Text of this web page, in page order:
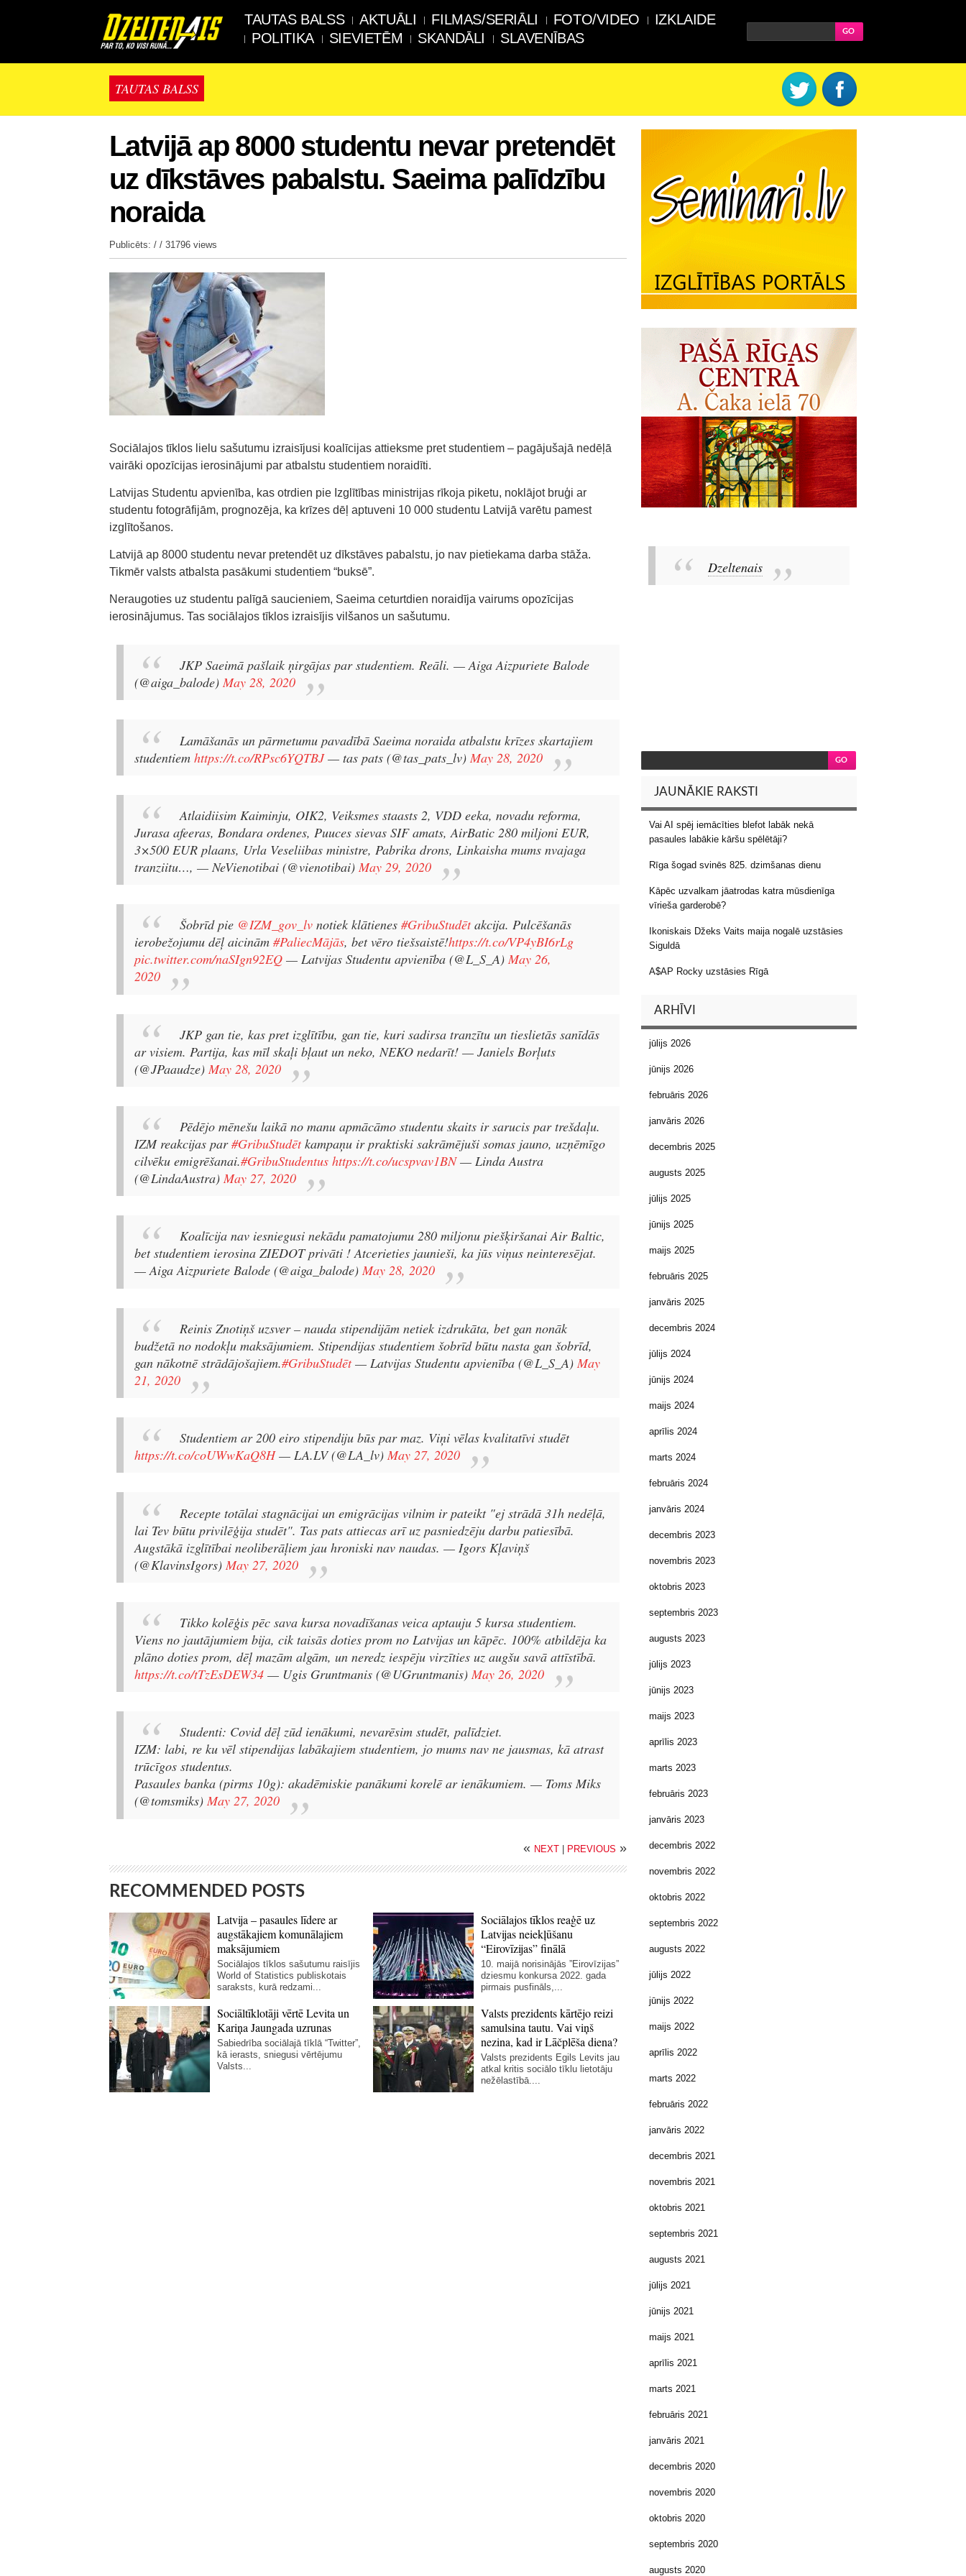
TAUTAS BALSS AKTUĀLI FILMAS/SERIĀLI FOTO/VIDEO
IZKLAIDE
POLITIKA
SIEVIETĒM SKANDĀLI SLAVENĪBAS
TAUTAS BALSS
Latvijā ap 8000 studentu nevar pretendēt
uz dīkstāves pabalstu. Saeima palīdzību
noraida
Publicēts: / / 31796 views
Sociālajos tīklos lielu sašutumu izraisījusi koalīcijas attieksme pret studentiem – pagājušajā nedēļā
vairāki opozīcijas ierosinājumi par atbalstu studentiem noraidīti.
Latvijas Studentu apvienība, kas otrdien pie Izglītības ministrijas rīkoja piketu, noklājot bruģi ar
studentu fotogrāfijām, prognozēja, ka krīzes dēļ aptuveni 10 000 studentu Latvijā varētu pamest
izglītošanos.
Latvijā ap 8000 studentu nevar pretendēt uz dīkstāves pabalstu, jo nav pietiekama darba stāža.
Tikmēr valsts atbalsta pasākumi studentiem “buksē”.
Neraugoties uz studentu palīgā saucieniem, Saeima ceturtdien noraidīja vairums opozīcijas
ierosinājumus. Tas sociālajos tīklos izraisījis vilšanos un sašutumu.
JKP Saeimā pašlaik ņirgājas par studentiem. Reāli. — Aiga Aizpuriete Balode
(@aiga_balode) May 28, 2020
Lamāšanās un pārmetumu pavadībā Saeima noraida atbalstu krīzes skartajiem
studentiem https://t.co/RPsc6YQTBJ — tas pats (@tas_pats_lv) May 28, 2020
Atlaidiisim Kaiminju, OIK2, Veiksmes staasts 2, VDD eeka, novadu reforma,
Jurasa afeeras, Bondara ordenes, Puuces sievas SIF amats, AirBatic 280 miljoni EUR,
3×500 EUR plaans, Urla Veseliibas ministre, Pabrika drons, Linkaisha mums nvajaga
tranziitu…, — NeVienotibai (@vienotibai) May 29, 2020
Šobrīd pie @IZM_gov_lv notiek klātienes #GribuStudētakcija. Pulcēšanās
ierobežojumu dēļ aicinām #PaliecMājās, bet vēro tiešsaistē!https://t.co/VP4yBI6rLg
pic.twitter.com/naSIgn92EQ — Latvijas Studentu apvienība (@L_S_A) May 26,
2020
JKP gan tie, kas pret izglītību, gan tie, kuri sadirsa tranzītu un tieslietās sanīdās
ar visiem. Partija, kas mīl skaļi bļaut un neko, NEKO nedarīt! — Janiels Borļuts
(@JPaaudze) May 28, 2020
Pēdējo mēnešu laikā no manu apmācāmo studentu skaits ir sarucis par trešdaļu.
IZM reakcijas par#GribuStudētkampaņu ir praktiski sakrāmējuši somas jauno, uzņēmīgo
cilvēku emigrēšanai.#GribuStudentus https://t.co/ucspvav1BN — Linda Austra
(@LindaAustra) May 27, 2020
Koalīcija nav iesniegusi nekādu pamatojumu 280 miljonu piešķiršanai Air Baltic,
bet studentiem ierosina ZIEDOT privāti ! Atcerieties jaunieši, ka jūs viņus neinteresējat.
— Aiga Aizpuriete Balode (@aiga_balode) May 28, 2020
Reinis Znotiņš uzsver – nauda stipendijām netiek izdrukāta, bet gan nonāk
budžetā no nodokļu maksājumiem. Stipendijas studentiem šobrīd būtu nasta gan šobrīd,
gan nākotnē strādājošajiem.#GribuStudēt — Latvijas Studentu apvienība (@L_S_A) May
21, 2020
Studentiem ar 200 eiro stipendiju būs par maz. Viņi vēlas kvalitatīvi studēt
https://t.co/coUWwKaQ8H — LA.LV (@LA_lv) May 27, 2020
Recepte totālai stagnācijai un emigrācijas vilnim ir pateikt "ej strādā 31h nedēļā,
lai Tev būtu privilēģija studēt". Tas pats attiecas arī uz pasniedzēju darbu patiesībā.
Augstākā izglītībai neoliberāļiem jau hroniski nav naudas. — Igors Kļaviņš
(@KlavinsIgors) May 27, 2020
Tikko kolēģis pēc sava kursa novadīšanas veica aptauju 5 kursa studentiem.
Viens no jautājumiem bija, cik taisās doties prom no Latvijas un kāpēc. 100% atbildēja ka
plāno doties prom, dēļ mazām algām, un neredz iespēju virzīties uz augšu savā attīstībā.
https://t.co/tTzEsDEW34 — Ugis Gruntmanis (@UGruntmanis) May 26, 2020
Studenti: Covid dēļ zūd ienākumi, nevarēsim studēt, palīdziet.
IZM: labi, re ku vēl stipendijas labākajiem studentiem, jo mums nav ne jausmas, kā atrast
trūcīgos studentus.
Pasaules banka (pirms 10g): akadēmiskie panākumi korelē ar ienākumiem. — Toms Miks
(@tomsmiks) May 27, 2020
« NEXT | PREVIOUS »
RECOMMENDED POSTS
Latvija – pasaules līdere ar
augstākajiem komunālajiem
maksājumiem
Sociālajos tīklos sašutumu raisījis
World of Statistics publiskotais
saraksts, kurā redzami...
Sociālajos tīklos reaģē uz
Latvijas neiekļūšanu
“Eirovīzijas” finālā
10. maijā norisinājās ”Eirovīzijas”
dziesmu konkursa 2022. gada
pirmais pusfināls,...
Sociāltīklotāji vērtē Levita un
Kariņa Jaungada uzrunas
Sabiedrība sociālajā tīklā “Twitter”,
kā ierasts, sniegusi vērtējumu
Valsts...
Valsts prezidents kārtējo reizi
samulsina tautu. Vai viņš
nezina, kad ir Lāčplēša diena?
Valsts prezidents Egils Levits jau
atkal kritis sociālo tīklu lietotāju
nežēlastībā....
Dzeltenais
JAUNĀKIE RAKSTI
Vai AI spēj iemācīties blefot labāk nekā
pasaules labākie kāršu spēlētāji?
Rīga šogad svinēs 825. dzimšanas dienu
Kāpēc uzvalkam jāatrodas katra mūsdienīga
vīrieša garderobē?
Ikoniskais Džeks Vaits maija nogalē uzstāsies
Siguldā
A$AP Rocky uzstāsies Rīgā
ARHĪVI
jūlijs 2026
jūnijs 2026
februāris 2026
janvāris 2026
decembris 2025
augusts 2025
jūlijs 2025
jūnijs 2025
maijs 2025
februāris 2025
janvāris 2025
decembris 2024
jūlijs 2024
jūnijs 2024
maijs 2024
aprīlis 2024
marts 2024
februāris 2024
janvāris 2024
decembris 2023
novembris 2023
oktobris 2023
septembris 2023
augusts 2023
jūlijs 2023
jūnijs 2023
maijs 2023
aprīlis 2023
marts 2023
februāris 2023
janvāris 2023
decembris 2022
novembris 2022
oktobris 2022
septembris 2022
augusts 2022
jūlijs 2022
jūnijs 2022
maijs 2022
aprīlis 2022
marts 2022
februāris 2022
janvāris 2022
decembris 2021
novembris 2021
oktobris 2021
septembris 2021
augusts 2021
jūlijs 2021
jūnijs 2021
maijs 2021
aprīlis 2021
marts 2021
februāris 2021
janvāris 2021
decembris 2020
novembris 2020
oktobris 2020
septembris 2020
augusts 2020